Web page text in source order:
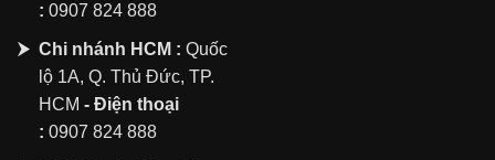
: 0907 824 888
Chi nhánh HCM : Quốc
lộ 1A, Q. Thủ Đức, TP.
HCM - Điện thoại
: 0907 824 888